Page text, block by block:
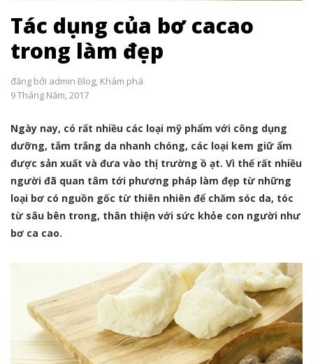
Tác dụng của bơ cacao
trong làm đẹp
đăng bởi admin Blog, Khám phá
9 Tháng Năm, 2017
Ngày nay, có rất nhiều các loại mỹ phẩm với công dụng
dưỡng, tắm trắng da nhanh chóng, các loại kem giữ ẩm
được sản xuất và đưa vào thị trường ồ ạt. Vì thế rất nhiều
người đã quan tâm tới phương pháp làm đẹp từ những
loại bơ có nguồn gốc từ thiên nhiên để chăm sóc da, tóc
từ sâu bên trong, thân thiện với sức khỏe con người như
bơ ca cao.